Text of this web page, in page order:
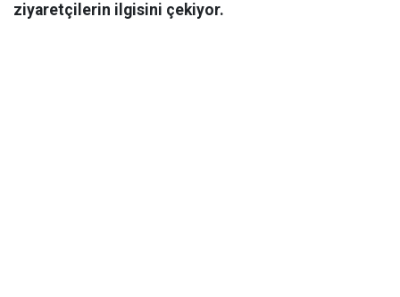
ziyaretçilerin ilgisini çekiyor.